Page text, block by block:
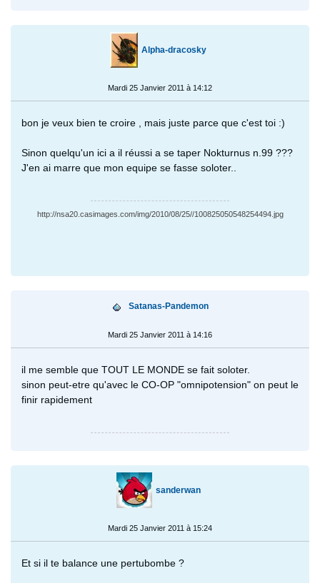
Alpha-dracosky
Mardi 25 Janvier 2011 à 14:12
bon je veux bien te croire , mais juste parce que c'est toi :)
Sinon quelqu'un ici a il réussi a se taper Nokturnus n.99 ???
J'en ai marre que mon equipe se fasse soloter..
http://nsa20.casimages.com/img/2010/08/25//100825050548254494.jpg
Satanas-Pandemon
Mardi 25 Janvier 2011 à 14:16
il me semble que TOUT LE MONDE se fait soloter.
sinon peut-etre qu'avec le CO-OP "omnipotension" on peut le
finir rapidement
sanderwan
Mardi 25 Janvier 2011 à 15:24
Et si il te balance une pertubombe ?